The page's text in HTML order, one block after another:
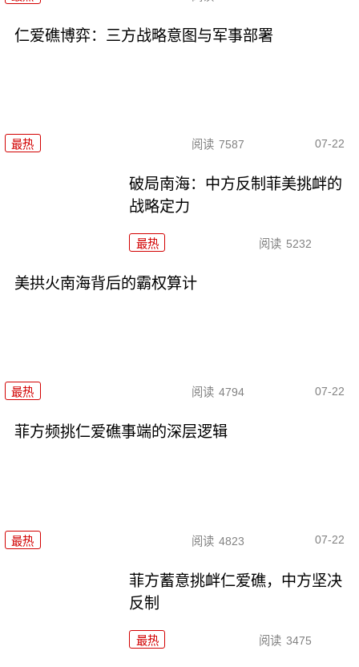
仁爱礁博弈：三方战略意图与军事部署
最热 阅读 7587 07-22
破局南海：中方反制菲美挑衅的
战略定力
最热 阅读 5232
美拱火南海背后的霸权算计
最热 阅读 4794 07-22
菲方频挑仁爱礁事端的深层逻辑
最热 阅读 4823 07-22
菲方蓄意挑衅仁爱礁，中方坚决
反制
最热 阅读 3475